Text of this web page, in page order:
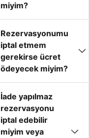
miyim?
Rezervasyonumu
iptal etmem
gerekirse ücret
ödeyecek miyim?
İade yapılmaz
rezervasyonu
iptal edebilir
miyim veya